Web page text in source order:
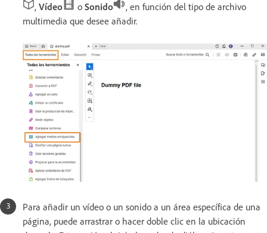
, Vídeo o Sonido
, en función del tipo de archivo
multimedia que desee añadir.
Para añadir un vídeo o un sonido a un área específica de una
página, puede arrastrar o hacer doble clic en la ubicación